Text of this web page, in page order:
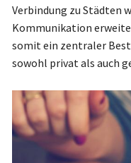
Verbindung zu Städten
Kommunikation
somit ein zentraler
sowohl privat als auch